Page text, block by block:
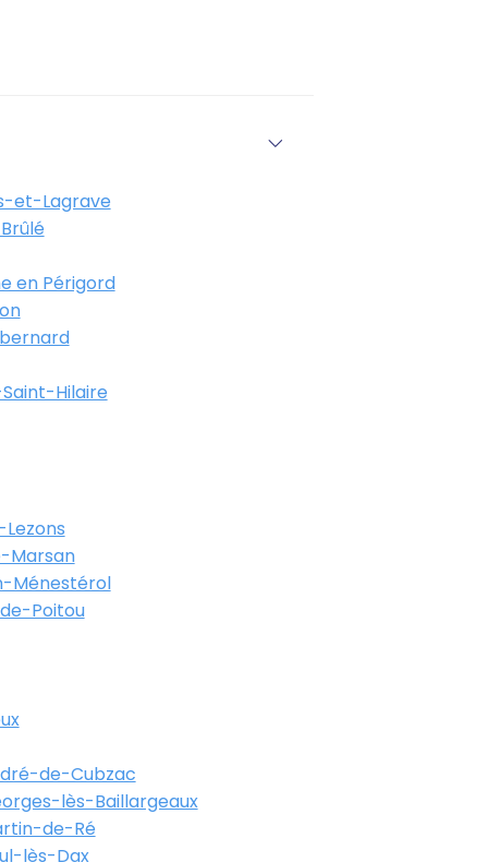
et-Lagrave
en Périgord
Hilaire
Marsan
Ménestérol
Poitou
de-Cubzac
lès-Baillargeaux
de-Ré
lès-Dax